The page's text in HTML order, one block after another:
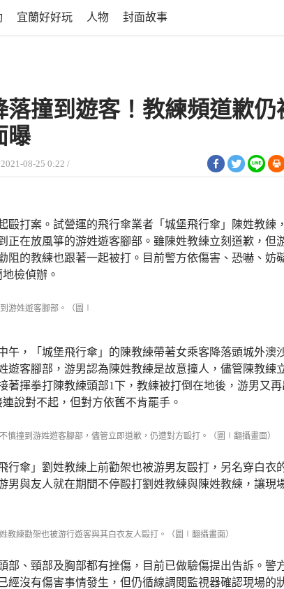
宜蘭好好玩 人物 封面故事
落撞到遊客！教練頻道歉仍
曝
2021-08-25 0:22 /
毆打案。試營運的飛行傘業者「城堡飛行傘」陳姓教練
正在放風箏的游姓遊客腳部。雖陳姓教練立刻道歉，但
阻的教練也跟著一起被打。目前警方依傷害、恐嚇、妨
檢偵辦。
游姓遊客腳部。（圖∣
午，「城堡飛行傘」的陳教練帶著女乘客降落頭城外澳
遊客腳部，游男認為陳姓教練是故意撞人，儘管陳教練
著揮拳打陳教練頭部1下，教練被打倒在地後，游男又再
說對不起，但對方依舊不肯罷手。
慎撞到游姓遊客腳部，儘管立即道歉，仍遭對方毆打。（圖∣翻攝畫面）
行傘」劉姓教練上前勸架也被游男友毆打，另名穿白衣
男與友人就在期間不停毆打劉姓教練與陳姓教練，讓現
教練勸架也被游行遊客與其白衣友人毆打。（圖∣翻攝畫面）
部、頸部及胸部都有挫傷，目前已做驗傷提出告訴。警
經沒有傷害事情發生，但仍循線調閱監視器確認現場的